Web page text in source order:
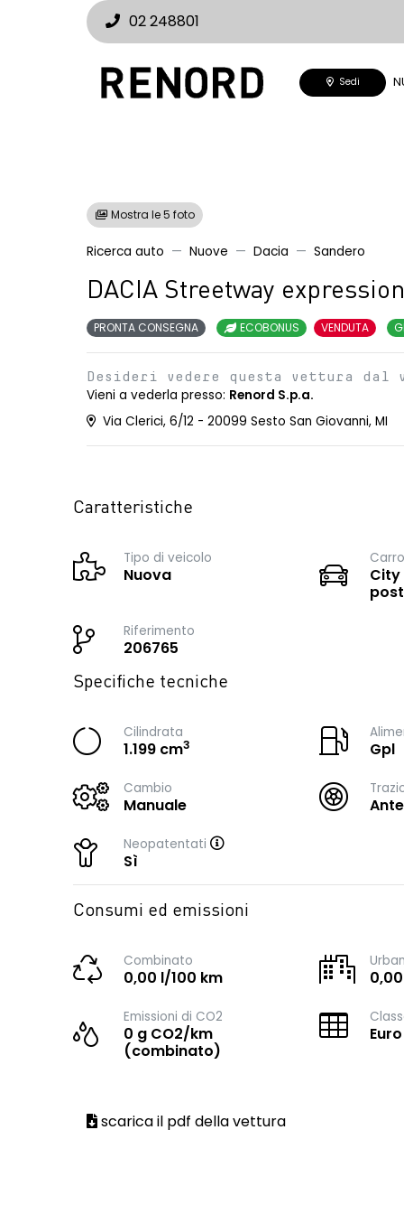
02 248801
Sedi
Mostra le 5 foto
Ricerca auto Nuove Dacia Sandero
DACIA Streetway
PRONTA CONSEGNA ECOBONUS VENDUTA
Desideri vedere questa vettura dal
Vieni a vederla presso: Renord S.p.a.
Via Clerici, 6/12 - 20099 Sesto San Giovanni, MI
Caratteristiche
Tipo di veicolo
Nuova
City
Riferimento
206765
Specifiche tecniche
Cilindrata
1.199 cm3 Gpl
Cambio
Manuale
Neopatentati
Sì
Consumi ed emissioni
Combinato
0,00 l/100 km
Emissioni di CO2
0 g CO2/km
(combinato)
scarica il pdf della vettura